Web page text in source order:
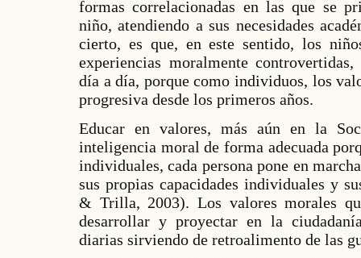
formas correlacionadas en las que se
niño, atendiendo a sus necesidades
cierto, es que, en este sentido, los
experiencias moralmente
día a día, porque como individuos, los
progresiva desde los primeros años.
Educar en valores, más aún en la
inteligencia moral de forma adecuada
individuales, cada persona pone en
sus propias capacidades individuales y
& Trilla, 2003). Los valores morales
desarrollar y proyectar en la
diarias sirviendo de retroalimento de las